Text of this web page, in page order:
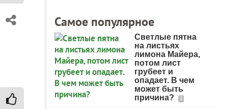
Самое популярное
Светлые пятна
на листьях
лимона Майера,
потом лист
грубеет и
опадает. В чем
может быть
причина?
5